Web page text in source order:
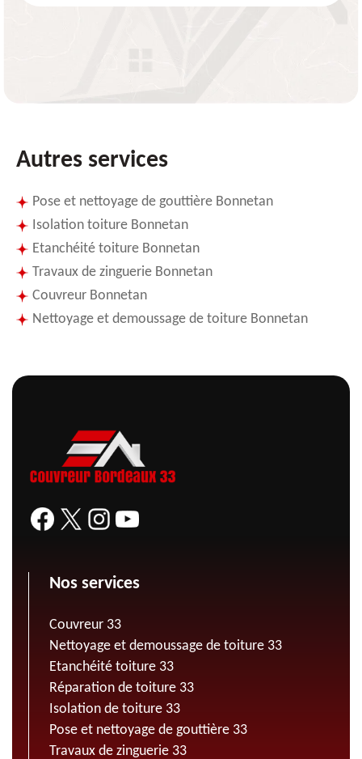
Autres services
Pose et nettoyage de gouttière Bonnetan
Isolation toiture Bonnetan
Etanchéité toiture Bonnetan
Travaux de zinguerie Bonnetan
Couvreur Bonnetan
Nettoyage et demoussage de toiture Bonnetan
Nos services
Couvreur 33
Nettoyage et demoussage de toiture 33
Etanchéité toiture 33
Réparation de toiture 33
Isolation de toiture 33
Pose et nettoyage de gouttière 33
Travaux de zinguerie 33